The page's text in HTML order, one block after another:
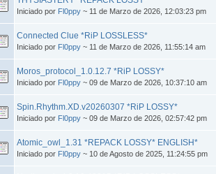
Iniciado por Fl0ppy ~ 11 de Marzo de 2026, 12:03:23 pm
Connected Clue *RiP LOSSLESS*
Iniciado por Fl0ppy ~ 11 de Marzo de 2026, 11:55:14 am
Moros_protocol_1.0.12.7 *RiP LOSSY*
Iniciado por Fl0ppy ~ 09 de Marzo de 2026, 10:37:10 am
Spin.Rhythm.XD.v20260307 *RiP LOSSY*
Iniciado por Fl0ppy ~ 09 de Marzo de 2026, 02:57:42 pm
Atomic_owl_1.31 *REPACK LOSSY* ENGLISH*
Iniciado por Fl0ppy ~ 10 de Agosto de 2025, 11:24:55 pm